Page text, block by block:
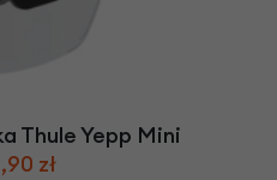
Thule Yepp Mini
zł